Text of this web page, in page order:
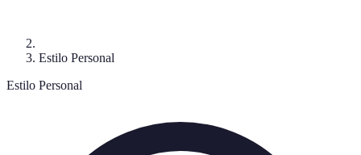
Estilo Personal
Estilo Personal